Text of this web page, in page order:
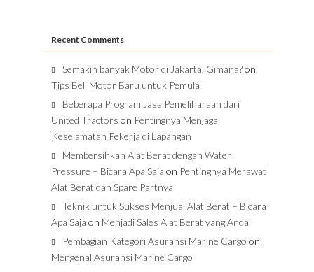
Recent Comments
Semakin banyak Motor di Jakarta, Gimana?on
Tips Beli Motor Baru untuk Pemula
Beberapa Program Jasa Pemeliharaan dari
United Tractors on Pentingnya Menjaga
Keselamatan Pekerja di Lapangan
Membersihkan Alat Berat dengan Water
Pressure – Bicara Apa Saja on Pentingnya Merawat
Alat Berat dan Spare Partnya
Teknik untuk Sukses Menjual Alat Berat – Bicara
Apa Saja on Menjadi Sales Alat Berat yang Andal
Pembagian Kategori Asuransi Marine Cargo on
Mengenal Asuransi Marine Cargo